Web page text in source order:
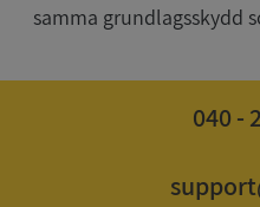
samma grundlagsskydd
040 -